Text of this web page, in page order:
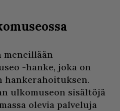
meneillään
-hanke, joka on
hankerahoituksen.
ulkomuseon sisältöjä
olevia palveluja